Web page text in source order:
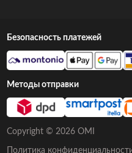
Copyright © 2026 OMI
Политика
Безопасность платежей
Методы отправки